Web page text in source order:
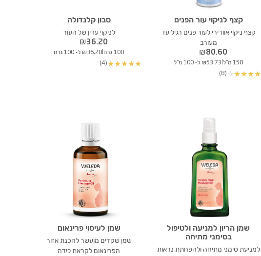
קצף לניקוי עור הפנים
קצף ניקוי אוורירי לעור פנים רגיל עד
מעורב
₪80.60
150 מ"ל | ₪53.73 ל- 100 מ"ל
★
★
★
★
☆
(8)
סבון קלנדולה
לניקוי עדין של העור
₪36.20
100 גרם ₪36.20 ל- 100 גרם
★
★
★
★
★
(4)
שמן הריון למניעה ולטיפול
בסימני מתיחה
למניעת סימני מתיחה ולהפחתת נראות
שמן לעיסוי פרינאום
שמן שקדים מועשר להכנת אזור
הפרינאום לקראת לידה